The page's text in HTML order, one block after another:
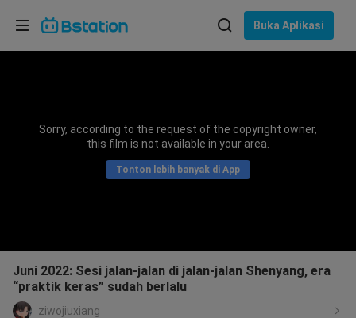
Buka Aplikasi
Sorry, according to the request of the copyright owner,
this film is not available in your area.
Tonton lebih banyak di App
Juni 2022: Sesi jalan-jalan di jalan-jalan Shenyang, era
“praktik keras” sudah berlalu
ziwojiuxiang
Pilih bahasa
Bahasa Indonesia